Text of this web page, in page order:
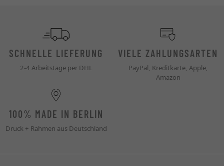
SCHNELLE LIEFERUNG
2-4 Arbeitstage per DHL
VIELE ZAHLUNGSARTEN
PayPal, Kreditkarte, Apple,
Amazon
100% MADE IN BERLIN
Druck + Rahmen aus Deutschland